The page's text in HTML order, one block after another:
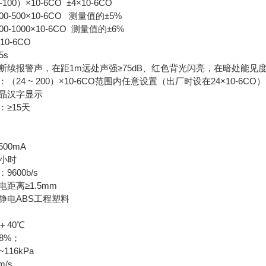
6CO ±4×10-6CO
6CO 测量值的±5%
6CO 测量值的±6%
6CO
续报警声，在距1m远处声强≥75dB、红色背光闪亮，在暗处能见
（24 ~ 200）×10-6CO范围内任意设置（出厂时设在24×10-6CO）
汉字显示
≥15天
时
9600b/s
距离≥1.5mm
电ABS工程塑料
40℃
；
s